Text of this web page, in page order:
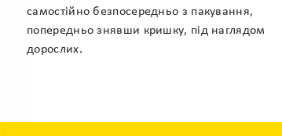
Гаряча лінія
самостійно безпосередньо з пакування,
попередньо знявши кришку, під наглядом
дорослих.